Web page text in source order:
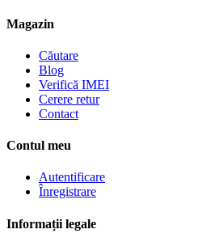
Magazin
Căutare
Blog
Verifică IMEI
Cerere retur
Contact
Contul meu
Autentificare
Înregistrare
Informații legale